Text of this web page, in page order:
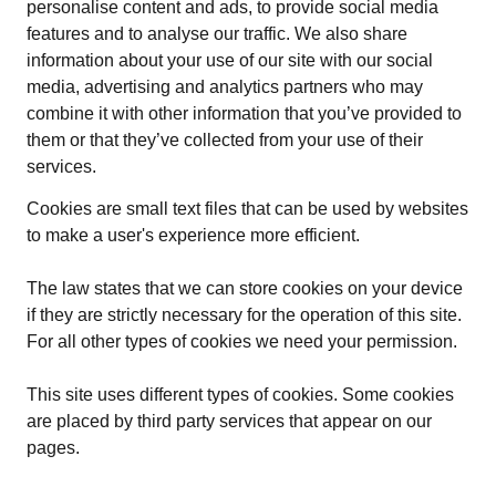
personalise content and ads, to provide social media
features and to analyse our traffic. We also share
information about your use of our site with our social
media, advertising and analytics partners who may
combine it with other information that you’ve provided to
them or that they’ve collected from your use of their
services.
Cookies are small text files that can be used by websites
to make a user's experience more efficient.
The law states that we can store cookies on your device
if they are strictly necessary for the operation of this site.
For all other types of cookies we need your permission.
This site uses different types of cookies. Some cookies
are placed by third party services that appear on our
pages.